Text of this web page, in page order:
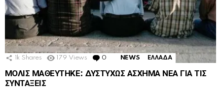
1k Shares 179 Views 0 Comments
NEWS ΕΛΛΑΔΑ
ΜΟΛΙΣ ΜΑΘΕΥΤΗΚΕ: ΔΥΣΤΥΧΩΣ ΑΣΧΗΜΑ ΝΕΑ ΓΙΑ ΤΙΣ
ΣΥΝΤΑΞΕΙΣ